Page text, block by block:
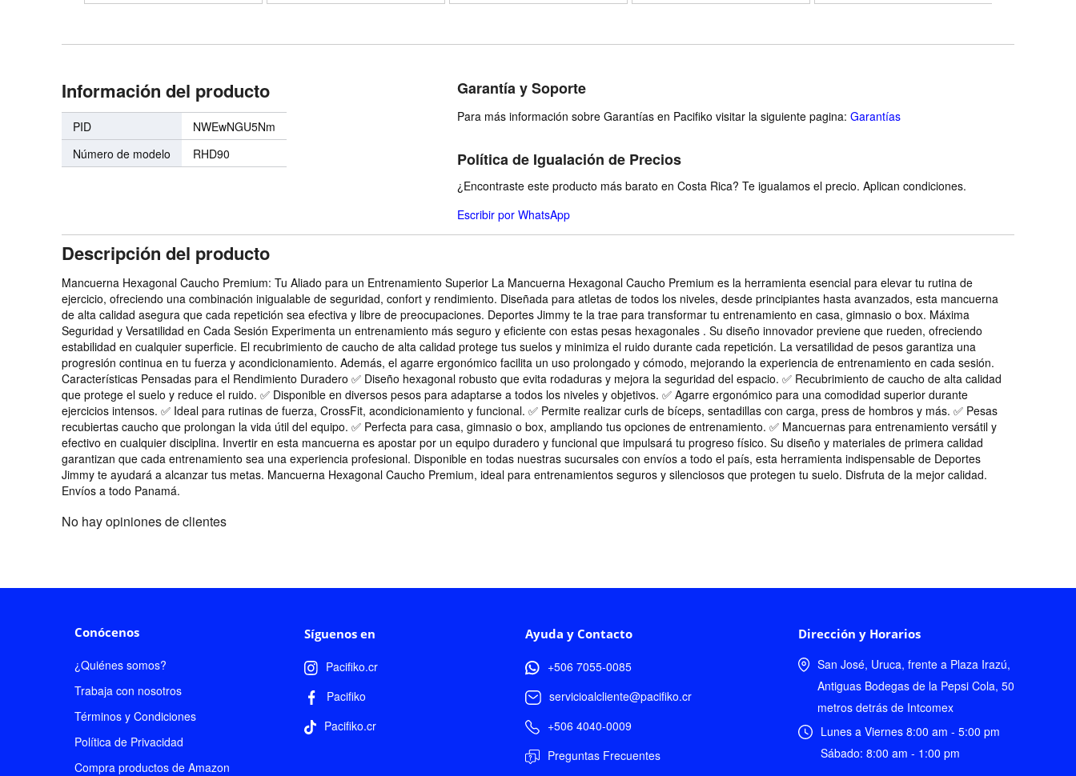
Información del producto
PID
NWEwNGU5Nm
Número de modelo
RHD90
Garantía y Soporte
Para más información sobre Garantías en Pacifiko visitar la siguiente pagina: Garantías
Política de Igualación de Precios
¿Encontraste este producto más barato en Costa Rica? Te igualamos el precio. Aplican condiciones.
Escribir por WhatsApp
Descripción del producto
Mancuerna Hexagonal Caucho Premium: Tu Aliado para un Entrenamiento Superior La Mancuerna Hexagonal Caucho Premium es la herramienta esencial para elevar tu rutina de
ejercicio, ofreciendo una combinación inigualable de seguridad, confort y rendimiento. Diseñada para atletas de todos los niveles, desde principiantes hasta avanzados, esta mancuerna
de alta calidad asegura que cada repetición sea efectiva y libre de preocupaciones. Deportes Jimmy te la trae para transformar tu entrenamiento en casa, gimnasio o box. Máxima
Seguridad y Versatilidad en Cada Sesión Experimenta un entrenamiento más seguro y eficiente con estas pesas hexagonales . Su diseño innovador previene que rueden, ofreciendo
estabilidad en cualquier superficie. El recubrimiento de caucho de alta calidad protege tus suelos y minimiza el ruido durante cada repetición. La versatilidad de pesos garantiza una
progresión continua en tu fuerza y acondicionamiento. Además, el agarre ergonómico facilita un uso prolongado y cómodo, mejorando la experiencia de entrenamiento en cada sesión.
Características Pensadas para el Rendimiento Duradero ✅ Diseño hexagonal robusto que evita rodaduras y mejora la seguridad del espacio. ✅ Recubrimiento de caucho de alta calidad
que protege el suelo y reduce el ruido. ✅ Disponible en diversos pesos para adaptarse a todos los niveles y objetivos. ✅ Agarre ergonómico para una comodidad superior durante
ejercicios intensos. ✅ Ideal para rutinas de fuerza, CrossFit, acondicionamiento y funcional. ✅ Permite realizar curls de bíceps, sentadillas con carga, press de hombros y más. ✅ Pesas
recubiertas caucho que prolongan la vida útil del equipo. ✅ Perfecta para casa, gimnasio o box, ampliando tus opciones de entrenamiento. ✅ Mancuernas para entrenamiento versátil y
efectivo en cualquier disciplina. Invertir en esta mancuerna es apostar por un equipo duradero y funcional que impulsará tu progreso físico. Su diseño y materiales de primera calidad
garantizan que cada entrenamiento sea una experiencia profesional. Disponible en todas nuestras sucursales con envíos a todo el país, esta herramienta indispensable de Deportes
Jimmy te ayudará a alcanzar tus metas. Mancuerna Hexagonal Caucho Premium, ideal para entrenamientos seguros y silenciosos que protegen tu suelo. Disfruta de la mejor calidad.
Envíos a todo Panamá.
No hay opiniones de clientes
Conócenos
¿Quiénes somos?
Trabaja con nosotros
Términos y Condiciones
Política de Privacidad
Compra productos de Amazon
Síguenos en
Pacifiko.cr
Pacifiko
Pacifiko.cr
Ayuda y Contacto
+506 7055-0085
servicioalcliente@pacifiko.cr
+506 4040-0009
Preguntas Frecuentes
Dirección y Horarios
San José, Uruca, frente a Plaza Irazú,
Antiguas Bodegas de la Pepsi Cola, 50
metros detrás de Intcomex
Lunes a Viernes 8:00 am - 5:00 pm
Sábado: 8:00 am - 1:00 pm